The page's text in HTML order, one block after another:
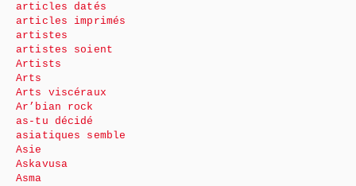
articles datés
articles imprimés
artistes
artistes soient
Artists
Arts
Arts viscéraux
Ar’bian rock
as-tu décidé
asiatiques semble
Asie
Askavusa
Asma